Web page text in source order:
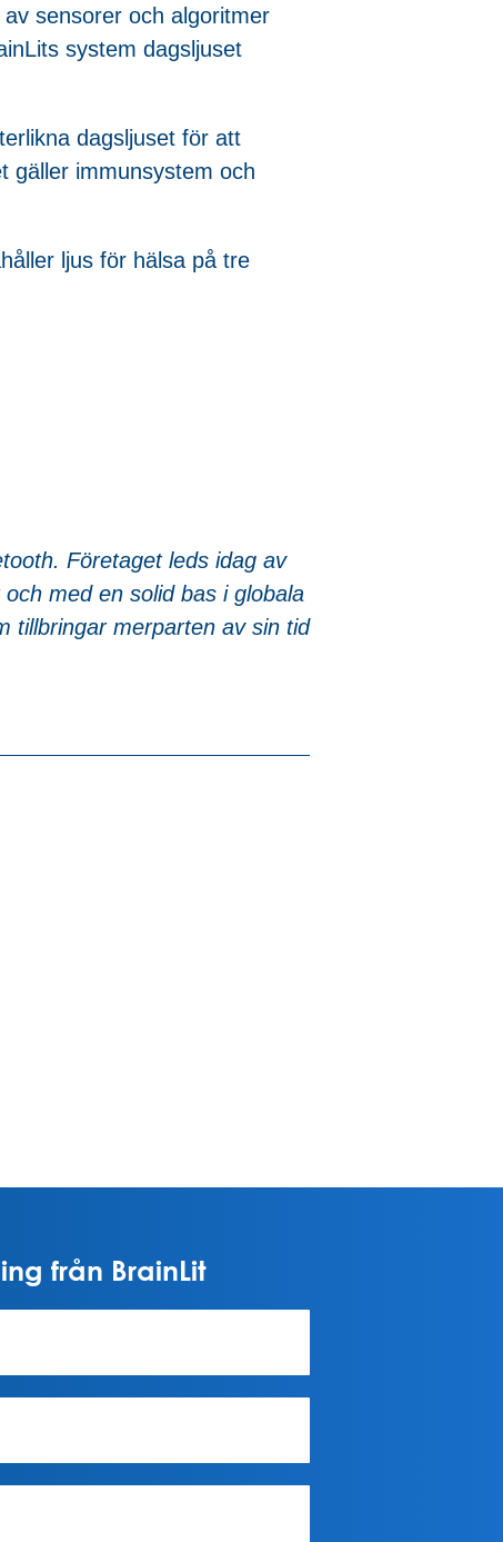
sensorer och algoritmer
system dagsljuset
dagsljuset för att
gäller immunsystem och
ljus för hälsa på tre
Företaget leds idag av
med en solid bas i globala
tillbringar merparten av sin tid
från BrainLit